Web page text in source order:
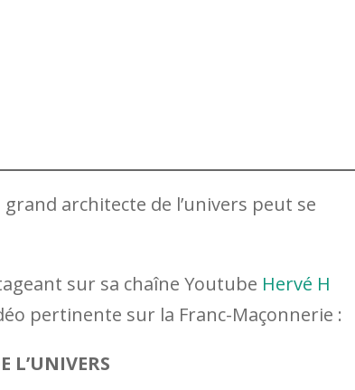
architecte de l’univers peut se
sur sa chaîne Youtube Hervé H
pertinente sur la Franc-Maçonnerie :
L’UNIVERS